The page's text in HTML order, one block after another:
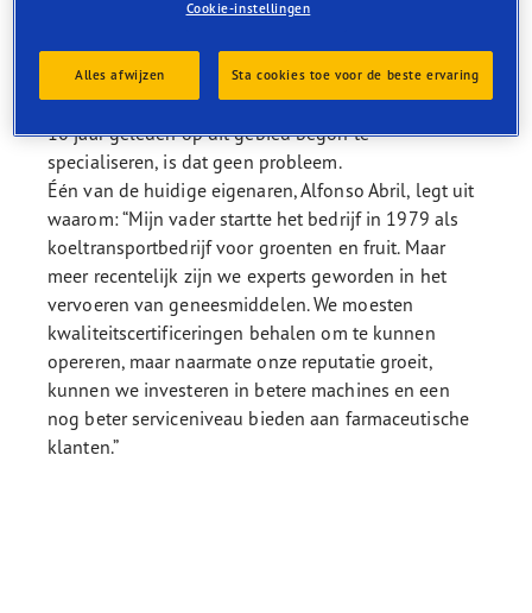
trailers en farmaceutische bedrijven schakelen
alleen logistieke partners in die dit kunnen
aantonen. Maar voor het in Murcia gevestigde
logistieke bedrijf Transportes Las Maravillas, dat zich
10 jaar geleden op dit gebied begon te
specialiseren, is dat geen probleem.
Één van de huidige eigenaren, Alfonso Abril, legt uit
waarom: “Mijn vader startte het bedrijf in 1979 als
koeltransportbedrijf voor groenten en fruit. Maar
meer recentelijk zijn we experts geworden in het
vervoeren van geneesmiddelen. We moesten
kwaliteitscertificeringen behalen om te kunnen
opereren, maar naarmate onze reputatie groeit,
kunnen we investeren in betere machines en een
nog beter serviceniveau bieden aan farmaceutische
klanten.”
Cookie-instellingen
Alles afwijzen Sta cookies toe voor de beste ervaring